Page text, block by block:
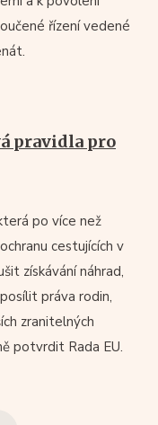
řízení vedené
pravidla pro
po více než
cestujících v
získávání náhrad,
práva rodin,
zranitelných
potvrdit Rada EU.